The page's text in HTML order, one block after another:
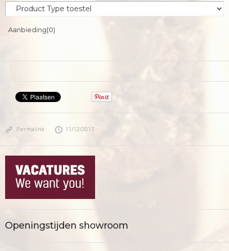
Aanbieding(0)
Permalink 11/12/2017
Openingstijden showroom